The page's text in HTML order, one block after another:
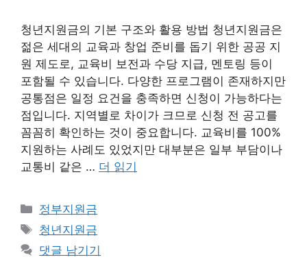
청년지원금의 기본 구조와 활용 방법 청년지원금은
젊은 세대의 교육과 창업 준비를 돕기 위한 공공 지
원 제도로, 교육비 보전과 수당 지급, 멘토링 등이
포함될 수 있습니다. 다양한 프로그램이 존재하지만
공통점은 일정 요건을 충족하면 신청이 가능하다는
점입니다. 지역별로 차이가 크므로 신청 전 공고를
꼼꼼히 확인하는 것이 중요합니다. 교육비를 100%
지원하는 사례도 있었지만 대부분은 일부 부담이나
교통비 같은 … 더 읽기
카
테
리
정부지원금
태
그
청년지원금
댓글 남기기